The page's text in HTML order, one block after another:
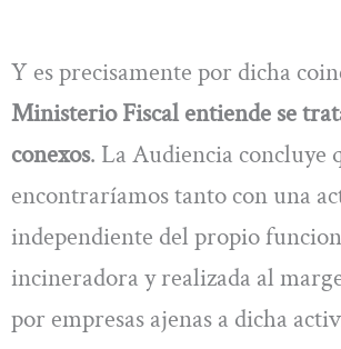
Y es precisamente por dicha
Ministerio Fiscal entiende se
conexos. La Audiencia concluye
encontraríamos tanto con una
independiente del propio
incineradora y realizada al
por empresas ajenas a dicha